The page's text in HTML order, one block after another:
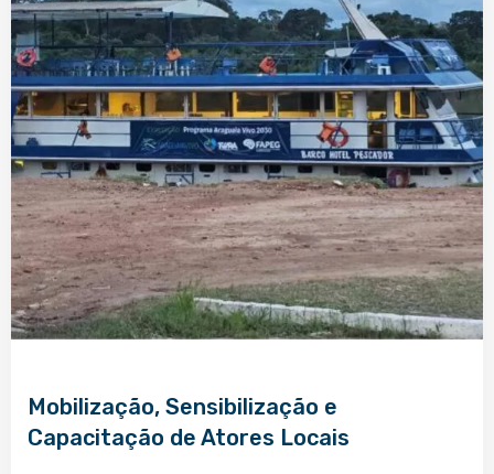
Mobilização, Sensibilização e
Capacitação de Atores Locais